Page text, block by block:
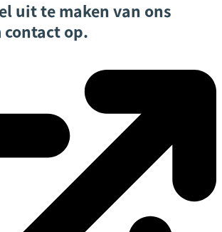
uit te maken van ons
contact op.